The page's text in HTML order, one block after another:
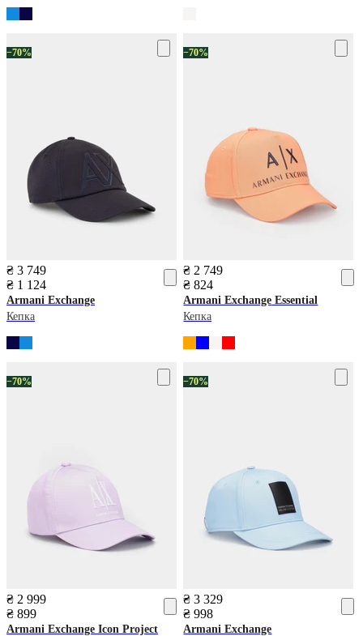
−70%
₴ 3 749
₴ 1 124
Armani Exchange
Кепка
−70%
₴ 2 749
₴ 824
Armani Exchange Essential
Кепка
−70%
₴ 2 999
₴ 899
Armani Exchange Icon Project
−70%
₴ 3 329
₴ 998
Armani Exchange